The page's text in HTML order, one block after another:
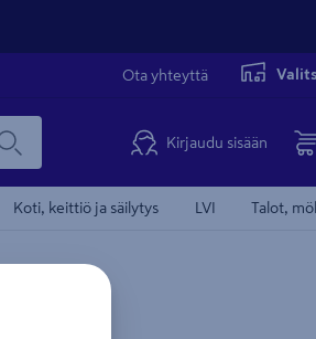
Ota yhteyttä
Kirjaudu sisään
Koti, keittiö ja säilytys LVI Talot,